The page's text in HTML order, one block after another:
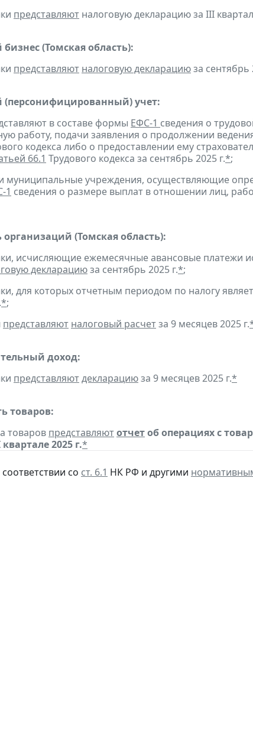
представляют налоговую декларацию за III
(Томская область):
представляют налоговую декларациюза сентябрь
учет:
в составе формы ЕФС-1 сведения о
работу, подачи заявления о продолжении
кодекса либо о предоставлении ему
66.1 Трудового кодекса за сентябрь 2025 г.*;
муниципальные учреждения, осуществляющие
1 сведения о размере выплат в отношении лиц,
(Томская область):
исчисляющие ежемесячные авансовые платежи
декларациюза сентябрь 2025 г.*;
для которых отчетным периодом по налогу
*;
представляют налоговый расчетза 9 месяцев 2025 г.
доход:
представляютдекларациюза 9 месяцев 2025 г.*
товаров:
товаров представляютотчетоб операциях с
2025 г.*
со ст. 6.1 НК РФ и другими